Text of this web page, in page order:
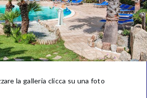
la galleria clicca su una foto